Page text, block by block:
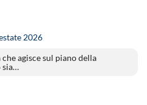
2026
che agisce sul piano della
sia…